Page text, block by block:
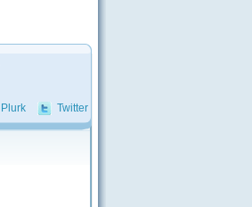
Plurk Twitter